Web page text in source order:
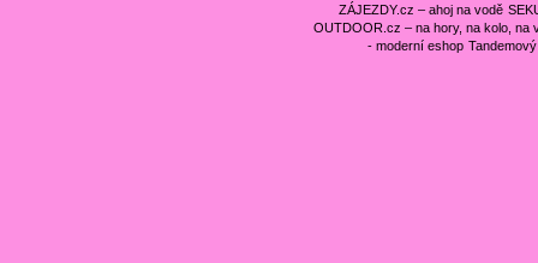
ZÁJEZDY.cz – ahoj na vodě
OUTDOOR.cz – na hory, na kolo, na
- moderní eshop